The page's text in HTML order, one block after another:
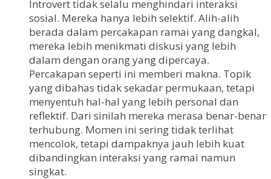
Introvert tidak selalu menghindari interaksi
sosial. Mereka hanya lebih selektif. Alih-alih
berada dalam percakapan ramai yang dangkal,
mereka lebih menikmati diskusi yang lebih
dalam dengan orang yang dipercaya.
Percakapan seperti ini memberi makna. Topik
yang dibahas tidak sekadar permukaan, tetapi
menyentuh hal-hal yang lebih personal dan
reflektif. Dari sinilah mereka merasa benar-benar
terhubung. Momen ini sering tidak terlihat
mencolok, tetapi dampaknya jauh lebih kuat
dibandingkan interaksi yang ramai namun
singkat.